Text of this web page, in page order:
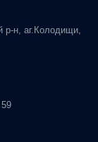
н, аг.Колодищи,